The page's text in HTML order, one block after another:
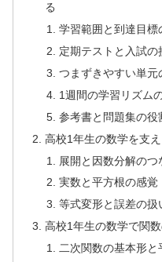
る
学習範囲と到達目標
定期テストと入試の
つまずきやすい単元
1週間の学習リズム
参考書と問題集の役
高校1年生の数学を支
展開と因数分解のつ
実数と平方根の感覚
等式変形と誤差の扱
高校1年生の数学で関
二次関数の基本形と